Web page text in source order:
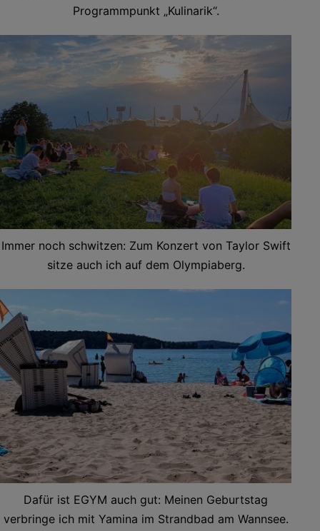
Programmpunkt „Kulinarik“.
Immer noch schwitzen: Zum Konzert von Taylor Swift
sitze auch ich auf dem Olympiaberg.
Dafür ist EGYM auch gut: Meinen Geburtstag
verbringe ich mit Yamina im Strandbad am Wannsee.